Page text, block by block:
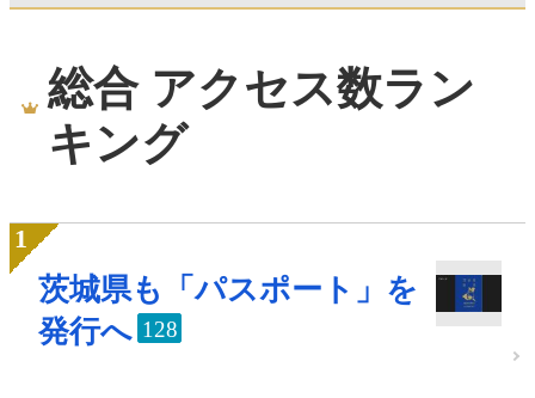
総合 アクセス数ラン
キング
茨城県も「パスポート」を
発行へ 128